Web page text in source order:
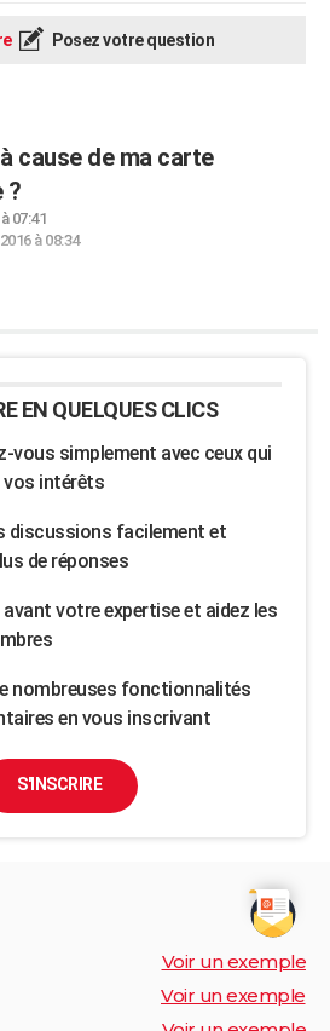
Posez votre question
cause de ma carte
?
07:41
à 08:34
EN QUELQUES CLICS
vous simplement avec ceux qui
intérêts
discussions facilement et
de réponses
votre expertise et aidez les
nombreuses fonctionnalités
en vous inscrivant
S'INSCRIRE
Voir un exemple
Voir un exemple